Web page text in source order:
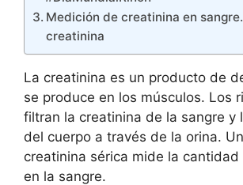
Medición de creatinina en
creatinina
La creatinina es un producto de
se produce en los músculos. Los
filtran la creatinina de la sangre y
del cuerpo a través de la orina.
creatinina sérica mide la
en la sangre.